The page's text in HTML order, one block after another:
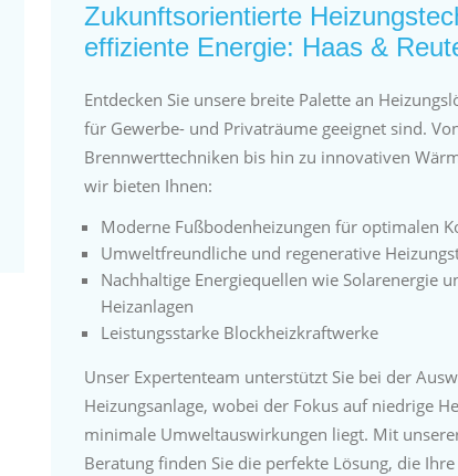
Zukunftsorientierte
effiziente Energie: Haas &
Entdecken Sie unsere breite Palette an
für Gewerbe- und Privaträume geeignet sind.
Brennwerttechniken bis hin zu innovativen
wir bieten Ihnen:
Moderne Fußbodenheizungen für optimalen
Umweltfreundliche und regenerative
Nachhaltige Energiequellen wie Solarenergie
Heizanlagen
Leistungsstarke Blockheizkraftwerke
Unser Expertenteam unterstützt Sie bei der
Heizungsanlage, wobei der Fokus auf niedrige
minimale Umweltauswirkungen liegt. Mit
Beratung finden Sie die perfekte Lösung, die